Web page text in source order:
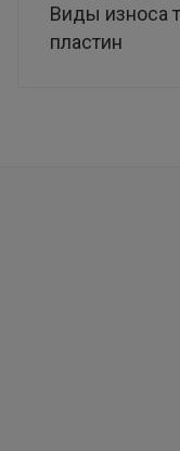
Виды износа
пластин